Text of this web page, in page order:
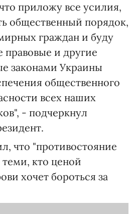
приложу все усилия,
общественный порядок,
граждан и буду
правовые и другие
законами Украины
общественного
всех наших
- подчеркнул
что "противостояние
кто ценой
хочет бороться за